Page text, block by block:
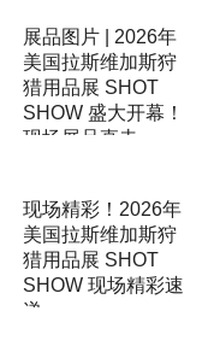
展品图片 | 2026年
美国拉斯维加斯狩
猎用品展 SHOT
SHOW 盛大开幕！
现场展品直击
现场精彩！2026年
美国拉斯维加斯狩
猎用品展 SHOT
SHOW 现场精彩速
递